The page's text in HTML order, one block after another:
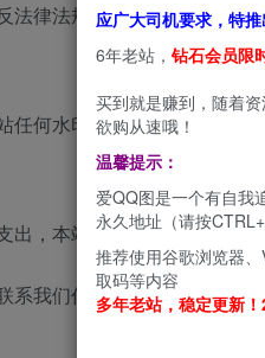
法律法规的内容。
任何水印。
出，本站为非盈利型网站，
系我们作删除处理。
应广大司机要求，特
6年老站， 钻石会员限
买到就是赚到，随着
欲购从速哦！
温馨提示：
爱QQ图是一个有自我
永久地址（请按
推荐使用谷歌浏览器
取码等内容
多年老站，稳定更新